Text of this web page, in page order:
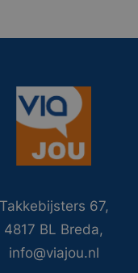
Takkebijsters 67,
4817 BL Breda,
info@viajou.nl